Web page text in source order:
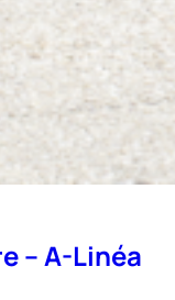
– A-Linéa